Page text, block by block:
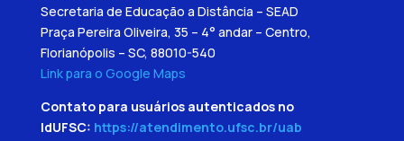
Secretaria de Educação a Distância – SEAD
Praça Pereira Oliveira, 35 – 4° andar – Centro,
Florianópolis – SC, 88010-540
Link para o Google Maps
Contato para usuários autenticados no
IdUFSC: https://atendimento.ufsc.br/uab